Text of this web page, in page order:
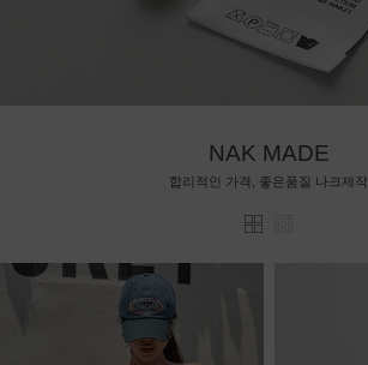
NAK MADE
합리적인 가격, 좋은품질 나크제작